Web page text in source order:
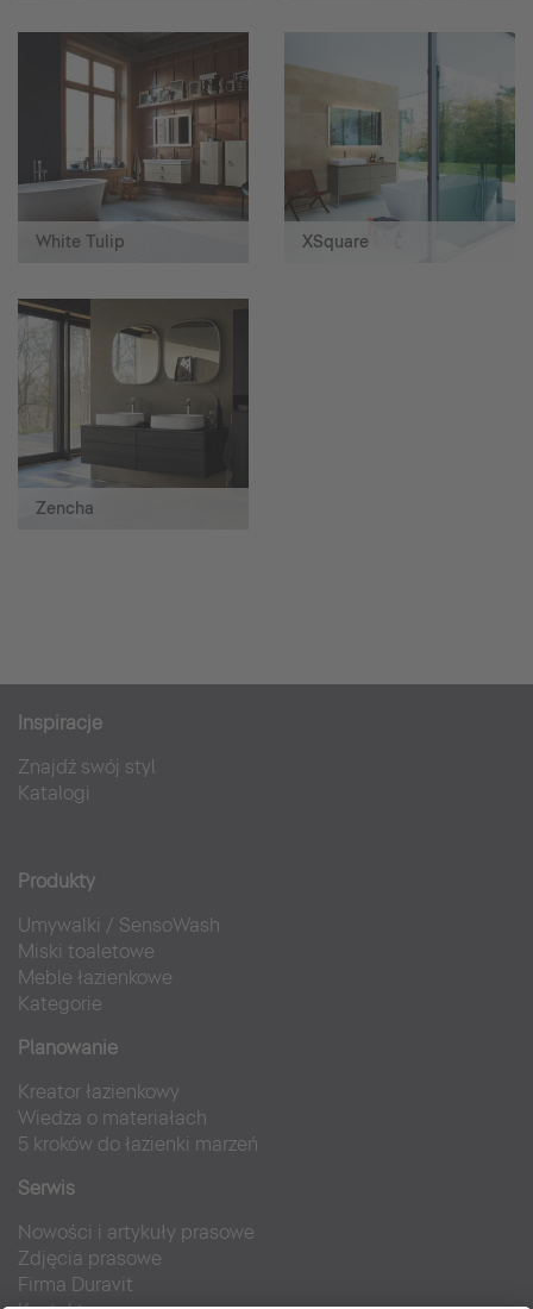
White Tulip XSquare
Zencha
Inspiracje
Znajdź swój styl
Katalogi
Produkty
Umywalki / SensoWash
Miski toaletowe
Meble łazienkowe
Kategorie
Planowanie
Kreator łazienkowy
Wiedza o materiałach
5 kroków do łazienki marzeń
Serwis
Nowości i artykuły prasowe
Zdjęcia prasowe
Firma Duravit